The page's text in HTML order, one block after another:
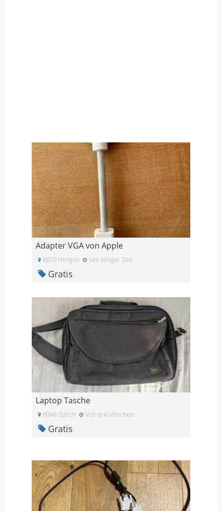
Adapter VGA von Apple
8810 Horgen Seit einiger Zeit
Gratis
Laptop Tasche
8049 Zürich Vor drei Wochen
Gratis